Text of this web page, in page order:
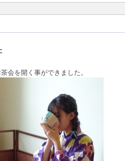
会を開く事ができました。